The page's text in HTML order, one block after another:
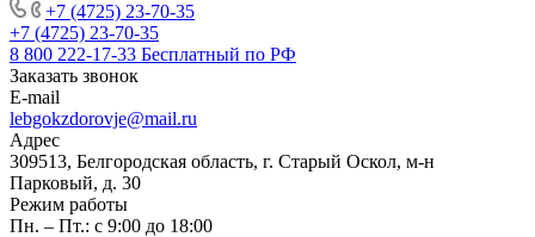
+7 (4725) 23-70-35
+7 (4725) 23-70-35
8 800 222-17-33 Бесплатный по РФ
Заказать звонок
E-mail
lebgokzdorovje@mail.ru
Адрес
309513, Белгородская область, г. Старый Оскол, м-н
Парковый, д. 30
Режим работы
Пн. – Пт.: с 9:00 до 18:00